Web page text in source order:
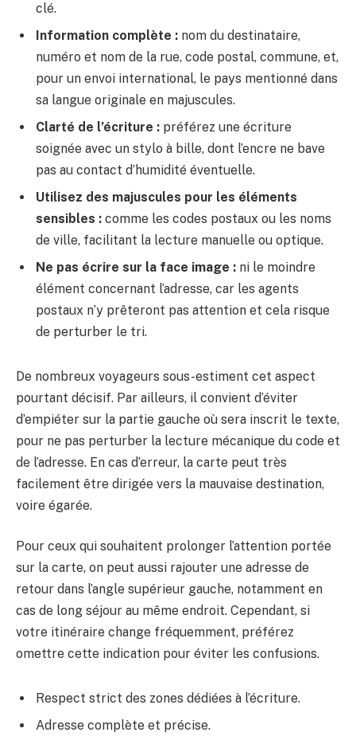
clé.
Information complète : nom du destinataire,
numéro et nom de la rue, code postal, commune, et,
pour un envoi international, le pays mentionné dans
sa langue originale en majuscules.
Clarté de l’écriture : préférez une écriture
soignée avec un stylo à bille, dont l’encre ne bave
pas au contact d’humidité éventuelle.
Utilisez des majuscules pour les éléments
sensibles : comme les codes postaux ou les noms
de ville, facilitant la lecture manuelle ou optique.
Ne pas écrire sur la face image : ni le moindre
élément concernant l’adresse, car les agents
postaux n’y prêteront pas attention et cela risque
de perturber le tri.
De nombreux voyageurs sous-estiment cet aspect
pourtant décisif. Par ailleurs, il convient d’éviter
d’empiéter sur la partie gauche où sera inscrit le texte,
pour ne pas perturber la lecture mécanique du code et
de l’adresse. En cas d’erreur, la carte peut très
facilement être dirigée vers la mauvaise destination,
voire égarée.
Pour ceux qui souhaitent prolonger l’attention portée
sur la carte, on peut aussi rajouter une adresse de
retour dans l’angle supérieur gauche, notamment en
cas de long séjour au même endroit. Cependant, si
votre itinéraire change fréquemment, préférez
omettre cette indication pour éviter les confusions.
Respect strict des zones dédiées à l’écriture.
Adresse complète et précise.